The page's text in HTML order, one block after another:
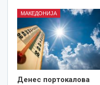
МАКЕДОНИЈА
Денес портокалова